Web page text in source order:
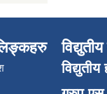
विद्युतीय